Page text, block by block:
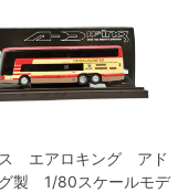
エアロキング アド
製 1/80スケールモデ